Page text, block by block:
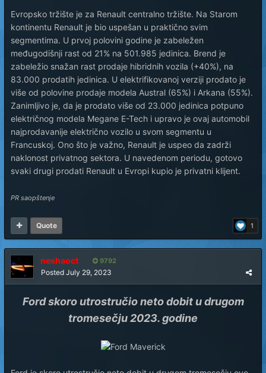
Evropsko tržište je za Renault centralno tržište. Na Starom
kontinentu Renault je bio uspešan u praktično svim
segmentima. U prvoj polovini godine je zabeležen
međugodišnji rast od 21% na 501.985 jedinica. Brend je
zabeležio snažan rast prodaje hibridnih vozila (+40%), na
83.000 prodatih jedinica. U elektrifikovanoj verziji prodato je
više od polovine prodaje modela Austral (65%) i Arkana (55%).
Zanimljivo je, da je prodato više od 23.000 jedinica potpuno
električnog modela Megane E-Tech i upravo je ovaj automobil
najprodavanije električno vozilo u svom segmentu u
Francuskoj. Ono što je važno, Renault je uspeo da zadrži
naklonost privatnog sektora. U navedenom periodu, gotovo
svaki drugi prodati Renault u Evropi kupio je privatni klijent.
PR saopštenje
1
Quote
neshaoct 9792
Posted July 29, 2023
Ford skoro utrostručio neto dobit u drugom
tromesečju 2023. godine